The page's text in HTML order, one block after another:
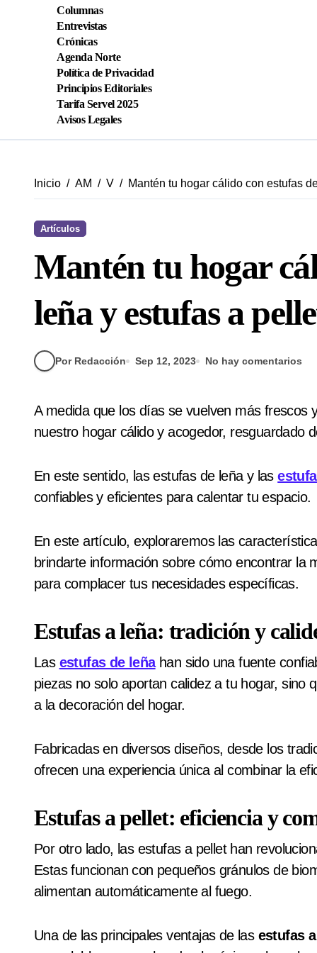
Columnas
Entrevistas
Crónicas
Agenda Norte
Política de Privacidad
Principios Editoriales
Tarifa Servel 2025
Avisos Legales
Inicio AM V Mantén tu hogar cálido con estufas
Artículos
Mantén tu hogar
leña y estufas a
Por Redacción Sep 12, 2023 No hay comentarios
A medida que los días se vuelven más frescos y las noches más largas, la necesidad de mantener
nuestro hogar cálido y acogedor, resguardado
En este sentido, las estufas de leña y las
confiables y eficientes para calentar tu espacio.
En este artículo, exploraremos las
brindarte información sobre cómo encontrar la
para complacer tus necesidades específicas.
Estufas a leña: tradición y
Las estufas de leñahan sido una fuente
piezas no solo aportan calidez a tu hogar, sino
a la decoración del hogar.
Fabricadas en diversos diseños, desde los
ofrecen una experiencia única al combinar la
Estufas a pellet: eficiencia y
Por otro lado, las estufas a pellet han
Estas funcionan con pequeños gránulos de
alimentan automáticamente al fuego.
Una de las principales ventajas de las estufas